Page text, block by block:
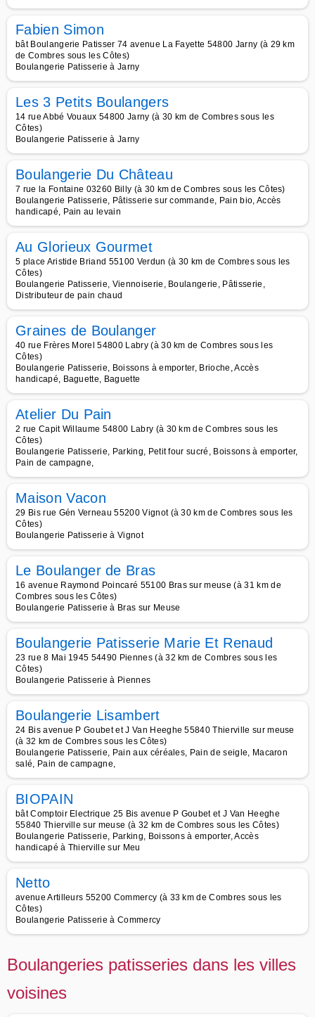
Fabien Simon
bât Boulangerie Patisser 74 avenue La Fayette 54800 Jarny (à 29 km
de Combres sous les Côtes)
Boulangerie Patisserie à Jarny
Les 3 Petits Boulangers
14 rue Abbé Vouaux 54800 Jarny (à 30 km de Combres sous les
Côtes)
Boulangerie Patisserie à Jarny
Boulangerie Du Château
7 rue la Fontaine 03260 Billy (à 30 km de Combres sous les Côtes)
Boulangerie Patisserie, Pâtisserie sur commande, Pain bio, Accès
handicapé, Pain au levain
Au Glorieux Gourmet
5 place Aristide Briand 55100 Verdun (à 30 km de Combres sous les
Côtes)
Boulangerie Patisserie, Viennoiserie, Boulangerie, Pâtisserie,
Distributeur de pain chaud
Graines de Boulanger
40 rue Frères Morel 54800 Labry (à 30 km de Combres sous les
Côtes)
Boulangerie Patisserie, Boissons à emporter, Brioche, Accès
handicapé, Baguette, Baguette
Atelier Du Pain
2 rue Capit Willaume 54800 Labry (à 30 km de Combres sous les
Côtes)
Boulangerie Patisserie, Parking, Petit four sucré, Boissons à emporter,
Pain de campagne,
Maison Vacon
29 Bis rue Gén Verneau 55200 Vignot (à 30 km de Combres sous les
Côtes)
Boulangerie Patisserie à Vignot
Le Boulanger de Bras
16 avenue Raymond Poincaré 55100 Bras sur meuse (à 31 km de
Combres sous les Côtes)
Boulangerie Patisserie à Bras sur Meuse
Boulangerie Patisserie Marie Et Renaud
23 rue 8 Mai 1945 54490 Piennes (à 32 km de Combres sous les
Côtes)
Boulangerie Patisserie à Piennes
Boulangerie Lisambert
24 Bis avenue P Goubet et J Van Heeghe 55840 Thierville sur meuse
(à 32 km de Combres sous les Côtes)
Boulangerie Patisserie, Pain aux céréales, Pain de seigle, Macaron
salé, Pain de campagne,
BIOPAIN
bât Comptoir Electrique 25 Bis avenue P Goubet et J Van Heeghe
55840 Thierville sur meuse (à 32 km de Combres sous les Côtes)
Boulangerie Patisserie, Parking, Boissons à emporter, Accès
handicapé à Thierville sur Meu
Netto
avenue Artilleurs 55200 Commercy (à 33 km de Combres sous les
Côtes)
Boulangerie Patisserie à Commercy
Boulangeries patisseries dans les villes
voisines